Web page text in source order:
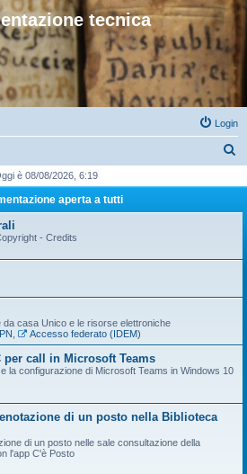
tecnica
Login
c
è 08/08/2026, 6:19
aperta a tutti
- Credits
casa Unico e le risorse elettroniche
Accesso federato (IDEM)
per call in Microsoft Teams
la configurazione di Microsoft Teams in Windows 10
di un posto nella Biblioteca
di un posto nelle sale consultazione della
l'app C'è Posto